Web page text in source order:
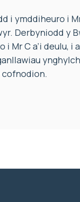
i ymddiheuro i Mr
Derbyniodd y
C a’i deulu, i
ynghylch
cofnodion.